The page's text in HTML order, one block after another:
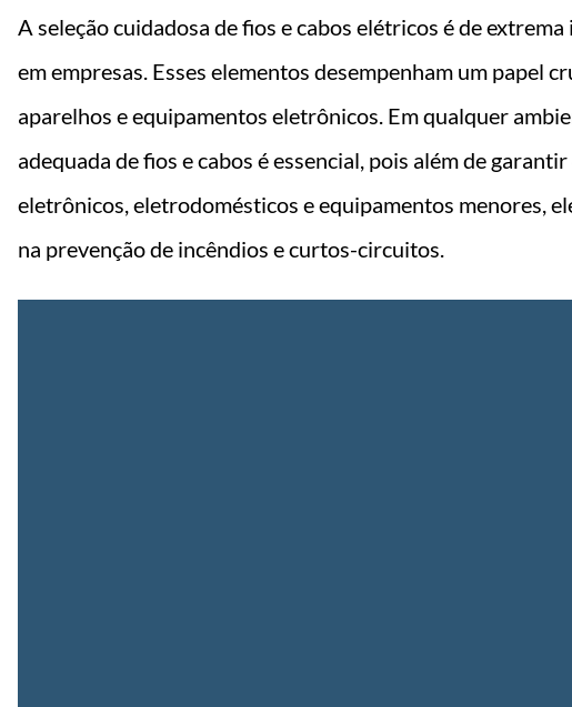
A seleção cuidadosa de fios e cabos elétricos é de
em empresas. Esses elementos desempenham um papel
aparelhos e equipamentos eletrônicos. Em qualquer
adequada de fios e cabos é essencial, pois além de
eletrônicos, eletrodomésticos e equipamentos menores,
na prevenção de incêndios e curtos-circuitos.